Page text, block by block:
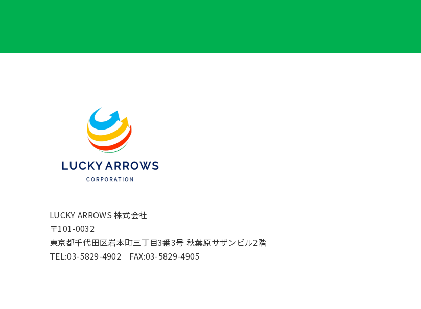
LUCKY ARROWS 株式会社
〒101-0032
東京都千代田区岩本町三丁目3番3号 秋葉原サザンビル2階
TEL:03-5829-4902 FAX:03-5829-4905